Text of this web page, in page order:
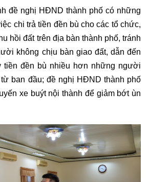
đề nghị HĐND thành phố có những
chi trả tiền đền bù cho các tổ chức,
hồi đất trên địa bàn thành phố, tránh
không chịu bàn giao đất, dẫn đến
tiền đền bù nhiều hơn những người
ban đầu; đề nghị HĐND thành phố
xe buýt nội thành để giảm bớt ùn